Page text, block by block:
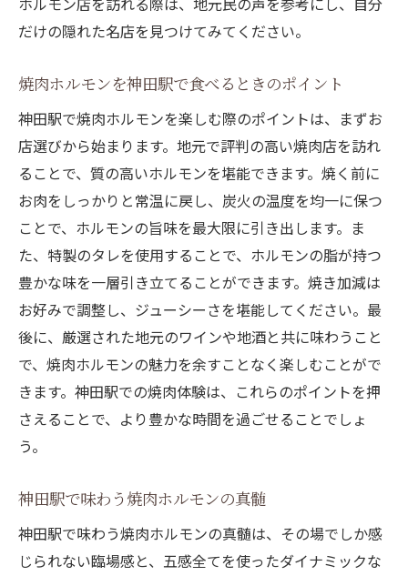
焼肉ホルモンの真髄を神田駅で発見
だけの隠れた名店を見つけてみてください。
焼肉ホルモンを神田駅で食べるときのポイント
神田駅で焼肉ホルモンを楽しむ際のポイントは、まずお
店選びから始まります。地元で評判の高い焼肉店を訪れ
ることで、質の高いホルモンを堪能できます。焼く前に
お肉をしっかりと常温に戻し、炭火の温度を均一に保つ
ことで、ホルモンの旨味を最大限に引き出します。ま
た、特製のタレを使用することで、ホルモンの脂が持つ
豊かな味を一層引き立てることができます。焼き加減は
お好みで調整し、ジューシーさを堪能してください。最
後に、厳選された地元のワインや地酒と共に味わうこと
で、焼肉ホルモンの魅力を余すことなく楽しむことがで
きます。神田駅での焼肉体験は、これらのポイントを押
さえることで、より豊かな時間を過ごせることでしょ
う。
神田駅で味わう焼肉ホルモンの真髄
神田駅で味わう焼肉ホルモンの真髄は、その場でしか感
じられない臨場感と、五感全てを使ったダイナミックな